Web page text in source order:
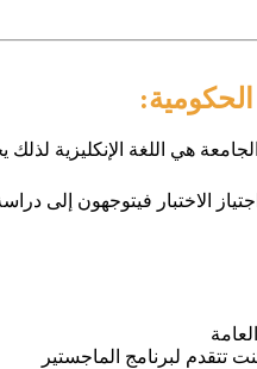
هي اللغة
الاختبار فيتوجهون إلى
تتقدم لبرنامج الماجستير